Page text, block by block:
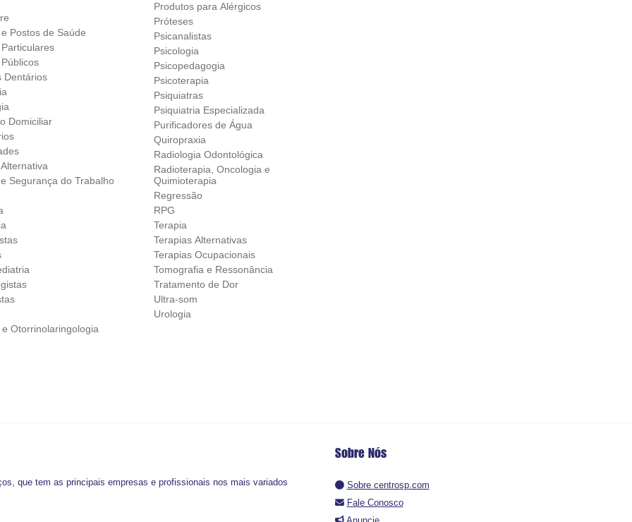
Postos de Saúde
Dentários
Domiciliar
Segurança do Trabalho
Otorrinolaringologia
Produtos para Alérgicos
Próteses
Psicanalistas
Psicologia
Psicopedagogia
Psicoterapia
Psiquiatras
Psiquiatria Especializada
Purificadores de Água
Quiropraxia
Radiologia Odontológica
Radioterapia, Oncologia e
Quimioterapia
Regressão
RPG
Terapia
Terapias Alternativas
Terapias Ocupacionais
Tomografia e Ressonância
Tratamento de Dor
Ultra-som
Urologia
que tem as principais empresas e profissionais nos mais variados
Sobre Nós
Sobre centrosp.com
Fale Conosco